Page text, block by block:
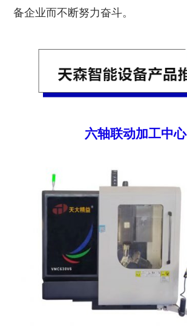
备企业而不断努力奋斗。
六轴联动加工中心